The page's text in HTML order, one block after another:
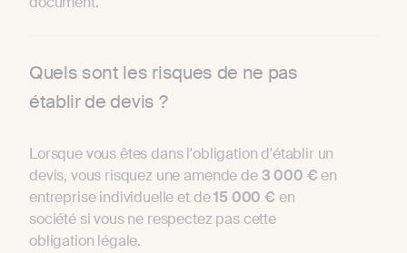
Quels sont les risques de ne pas
établir de devis ?
Lorsque vous êtes dans l'obligation d'établir un
devis, vous risquez une amende de3 000 €en
entreprise individuelle et de15 000 € en
société si vous ne respectez pas cette
obligation légale.